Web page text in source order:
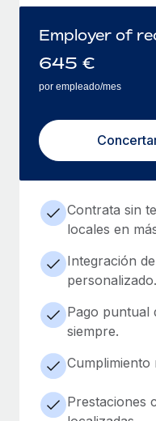
Employer of
645 €
por empleado/mes
Contrata sin
locales en
Integración
personalizado.
Pago puntual
siempre.
Cumplimiento
Prestaciones